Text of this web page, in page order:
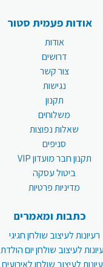
אודות פעמית סטור
אודות
דרושים
צור קשר
נגישות
תקנון
משלוחים
שאלות נפוצות
סניפים
תקנון חבר מועדון VIP
ביטול עסקה
מדיניות פרטיות
כתבות ומאמרים
רעיונות לעיצוב שולחן חגיגי
לעיצוב שולחן יום הולדת